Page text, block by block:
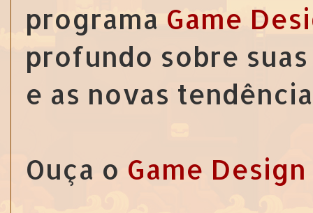
programa Game
profundo sobre
e as novas
Ouça o Game